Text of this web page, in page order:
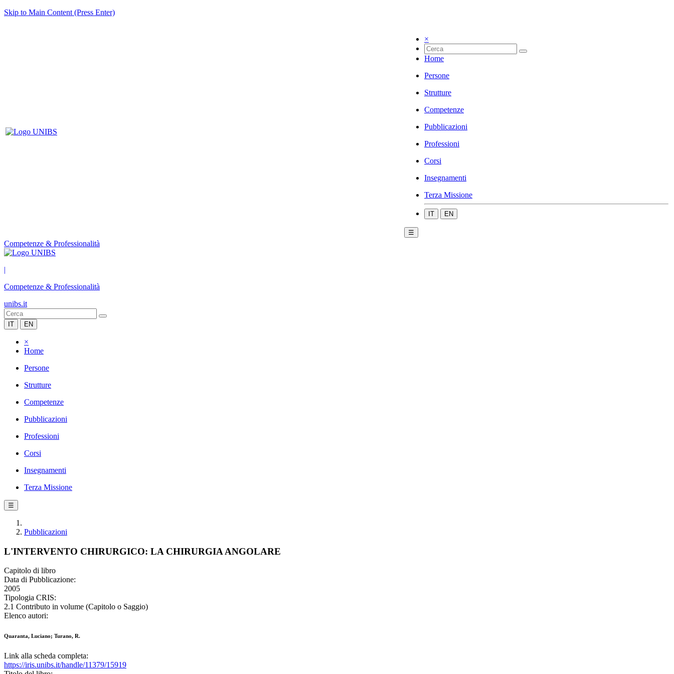
Skip to Main Content (Press Enter)
×
Home
Persone
Strutture
Competenze
Pubblicazioni
Professioni
Corsi
Insegnamenti
Terza Missione
IT EN
☰
Competenze & Professionalità
|
Competenze & Professionalità
unibs.it
IT EN
×
Home
Persone
Strutture
Competenze
Pubblicazioni
Professioni
Corsi
Insegnamenti
Terza Missione
☰
Pubblicazioni
L'INTERVENTO CHIRURGICO: LA CHIRURGIA ANGOLARE
Capitolo di libro
Data di Pubblicazione:
2005
Tipologia CRIS:
2.1 Contributo in volume (Capitolo o Saggio)
Elenco autori:
Quaranta, Luciano; Turano, R.
Link alla scheda completa:
https://iris.unibs.it/handle/11379/15919